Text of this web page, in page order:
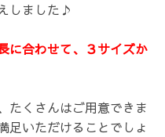
しました♪
に合わせて、３サイズか
たくさんはご用意できま
足いただけることでしょ